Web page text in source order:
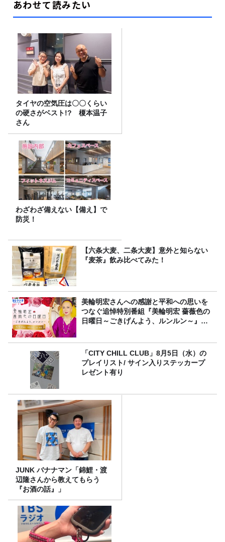
あわせて読みたい
タイヤの空気圧は〇〇くらい
の硬さがベスト!? 榎本温子
さん
わざわざ備えない【備え】で
防災！
【六条大麦、二条大麦】意外と知らない
『麦茶』飲み比べてみた！
美輪明宏さんへの感謝と平和への思いを
つなぐ追悼特別番組『美輪明宏 薔薇色の
日曜日～ごきげんよう、ルンルン～』
「CITY CHILL CLUB」8月5日（水）の
プレイリスト/ サイン入りステッカープ
レゼント有り
JUNK バナナマン「錦鯉・渡
辺隆さんから教えてもらう
『お酒の話』」